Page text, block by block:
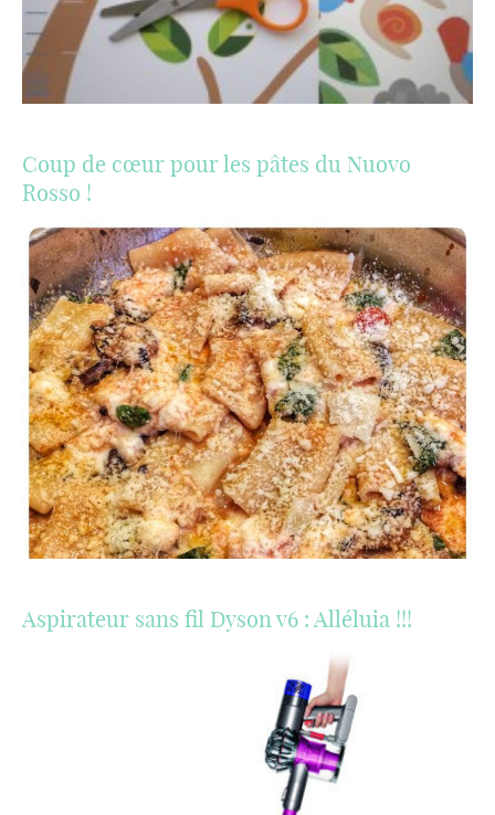
Coup de cœur pour les pâtes du Nuovo
Rosso !
Aspirateur sans fil Dyson v6 : Alléluia !!!